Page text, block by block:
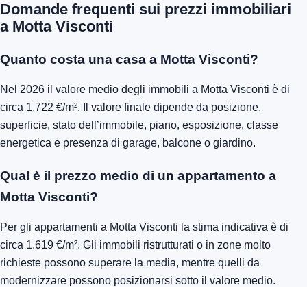
Domande frequenti sui prezzi immobiliari
a Motta Visconti
Quanto costa una casa a Motta Visconti?
Nel 2026 il valore medio degli immobili a Motta Visconti è di
circa 1.722 €/m². Il valore finale dipende da posizione,
superficie, stato dell’immobile, piano, esposizione, classe
energetica e presenza di garage, balcone o giardino.
Qual è il prezzo medio di un appartamento a
Motta Visconti?
Per gli appartamenti a Motta Visconti la stima indicativa è di
circa 1.619 €/m². Gli immobili ristrutturati o in zone molto
richieste possono superare la media, mentre quelli da
modernizzare possono posizionarsi sotto il valore medio.